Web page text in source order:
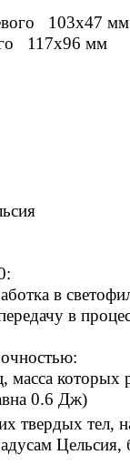
103x47 мм
117x96 мм
в
в
которых
0.6 Дж)
твердых тел,
Цельсия,